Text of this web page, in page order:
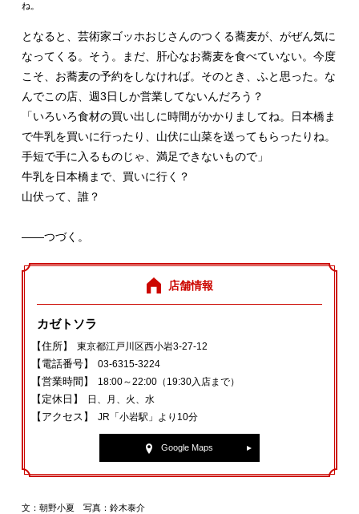
ね。
となると、芸術家ゴッホおじさんのつくる蕎麦が、がぜん気に
なってくる。そう。まだ、肝心なお蕎麦を食べていない。今度
こそ、お蕎麦の予約をしなければ。そのとき、ふと思った。な
んでこの店、週3日しか営業してないんだろう？
「いろいろ食材の買い出しに時間がかかりましてね。日本橋ま
で牛乳を買いに行ったり、山伏に山菜を送ってもらったりね。
手短で手に入るものじゃ、満足できないもので」
牛乳を日本橋まで、買いに行く？
山伏って、誰？
――つづく。
店舗情報
カゼトソラ
【住所】 東京都江戸川区西小岩3-27-12
【電話番号】 03-6315-3224
【営業時間】 18:00～22:00（19:30入店まで）
【定休日】 日、月、火、水
【アクセス】 JR「小岩駅」より10分
Google Maps
文：朝野小夏 写真：鈴木泰介